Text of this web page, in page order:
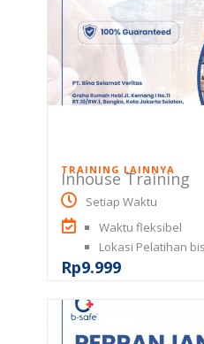
TRAINING LAINNYA
Inhouse Training
Setiap Waktu
Waktu fleksibel
Lokasi Pelatihan
Rp9.999